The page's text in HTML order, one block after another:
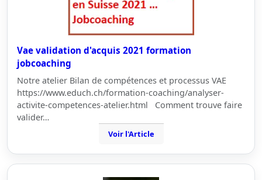
Vae validation d'acquis 2021 formation
jobcoaching
Notre atelier Bilan de compétences et processus VAE
https://www.educh.ch/formation-coaching/analyser-
activite-competences-atelier.html Comment trouve faire
valider…
Voir l'Article